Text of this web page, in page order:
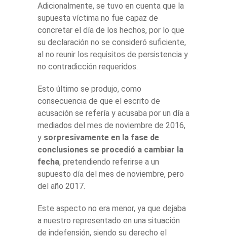
Adicionalmente, se tuvo en cuenta que la
supuesta víctima no fue capaz de
concretar el día de los hechos, por lo que
su declaración no se consideró suficiente,
al no reunir los requisitos de persistencia y
no contradicción requeridos.
Esto último se produjo, como
consecuencia de que el escrito de
acusación se refería y acusaba por un día a
mediados del mes de noviembre de 2016,
y sorpresivamente en la fase de
conclusiones se procedió a cambiar la
fecha, pretendiendo referirse a un
supuesto día del mes de noviembre, pero
del año 2017.
Este aspecto no era menor, ya que dejaba
a nuestro representado en una situación
de indefensión, siendo su derecho el